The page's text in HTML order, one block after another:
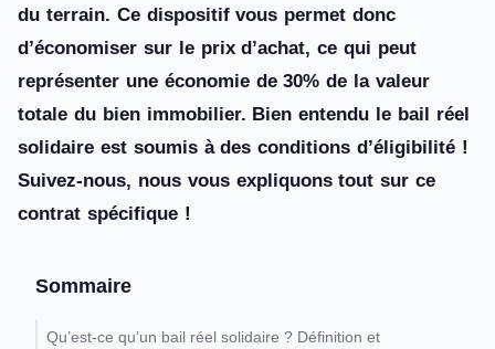
du terrain. Ce dispositif vous permet donc
d’économiser sur le prix d’achat, ce qui peut
représenter une économie de 30% de la valeur
totale du bien immobilier. Bien entendu le bail réel
solidaire est soumis à des conditions d’éligibilité !
Suivez-nous, nous vous expliquons tout sur ce
contrat spécifique !
Sommaire
Qu’est-ce qu’un bail réel solidaire ? Définition et